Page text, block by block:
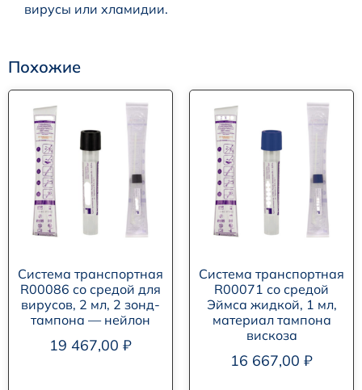
вирусы или хламидии.
Похожие
Система транспортная
R00086 со средой для
вирусов, 2 мл, 2 зонд-
тампона — нейлон
19 467,00 ₽
Система транспортная
R00071 со средой
Эймса жидкой, 1 мл,
материал тампона
вискоза
16 667,00 ₽